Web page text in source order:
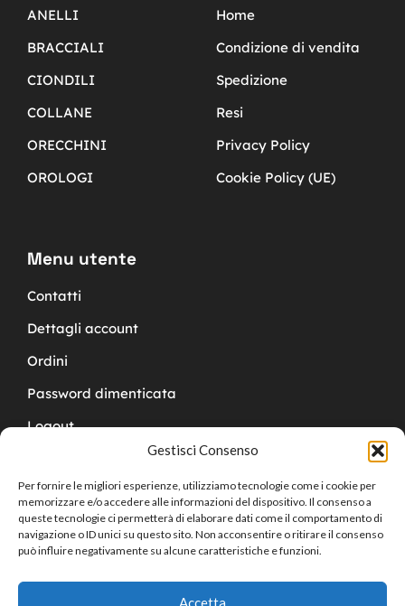
Gestisci Consenso
Per fornire le migliori esperienze, utilizziamo tecnologie come i cookie per
memorizzare e/o accedere alle informazioni del dispositivo. Il consenso a
queste tecnologie ci permetterà di elaborare dati come il comportamento di
navigazione o ID unici su questo sito. Non acconsentire o ritirare il consenso
può influire negativamente su alcune caratteristiche e funzioni.
Accetta
ANELLI
BRACCIALI
CIONDILI
COLLANE
ORECCHINI
OROLOGI
Home
Condizione di vendita
Spedizione
Resi
Privacy Policy
Cookie Policy (UE)
Menu utente
Contatti
Dettagli account
Ordini
Password dimenticata
Logout
Copyright © 2024 Cucchy Gioielleria